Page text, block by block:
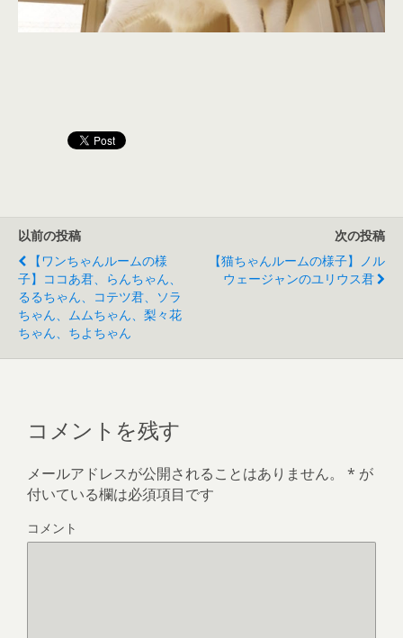
以前の投稿
【ワンちゃんルームの様
子】ココあ君、らんちゃん、
るるちゃん、コテツ君、ソラ
ちゃん、ムムちゃん、梨々花
ちゃん、ちよちゃん
次の投稿
【猫ちゃんルームの様子】ノル
ウェージャンのユリウス君
コメントを残す
メールアドレスが公開されることはありません。 * が
付いている欄は必須項目です
コメント